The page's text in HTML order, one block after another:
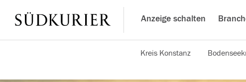
Anzeige schalten
Kreis Konstanz